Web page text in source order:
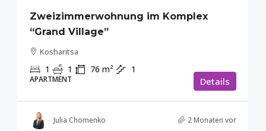
Zweizimmerwohnung im Komplex
“Grand Village”
Kosharitsa
1 1 76 m² 1
APARTMENT Details
Julia Chomenko 2 Monaten vor